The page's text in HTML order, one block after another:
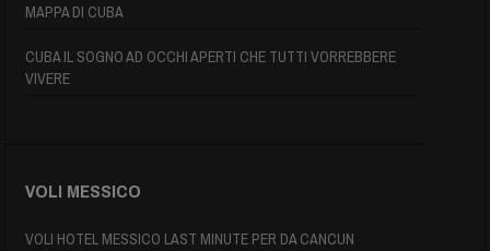
MAPPA DI CUBA
CUBA IL SOGNO AD OCCHI APERTI CHE TUTTI VORREBBERE
VIVERE
VOLI MESSICO
VOLI HOTEL MESSICO LAST MINUTE PER DA CANCUN